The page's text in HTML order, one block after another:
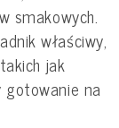
smakowych.
właściwy,
jak
gotowanie na